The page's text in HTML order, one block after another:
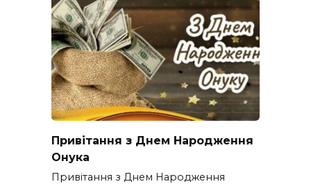
Привітання з Днем Народження
Онука
Привітання з Днем Народження